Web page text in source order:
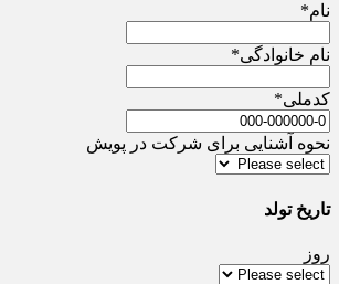
نام*
نام خانوادگی*
کدملی*
نحوه آشنایی برای شرکت در پویش
تاریخ تولد
روز